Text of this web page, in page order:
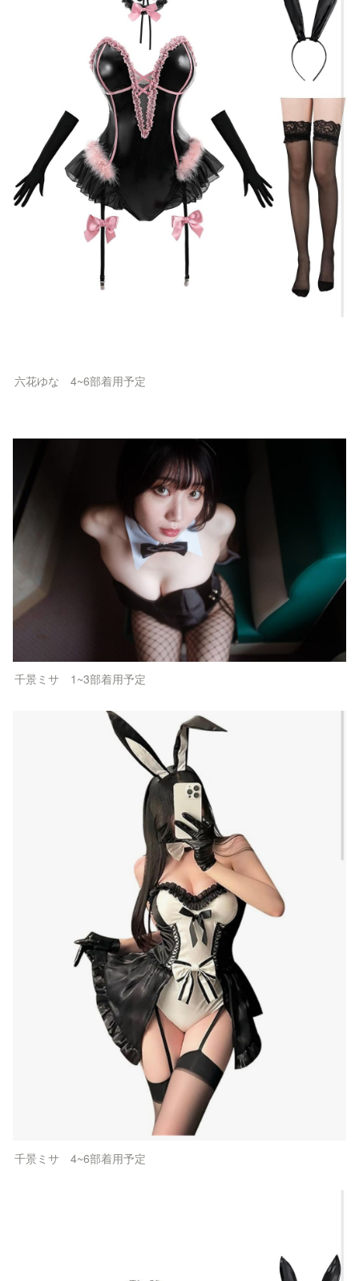
六花ゆな　4~6部着用予定
千景ミサ　1~3部着用予定
千景ミサ　4~6部着用予定